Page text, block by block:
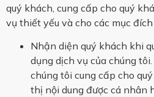
quý khách, cung cấp cho quý
vụ thiết yếu và cho các mục
Nhận diện quý khách khi
dụng dịch vụ của chúng
chúng tôi cung cấp cho
thị nội dung được cá nhân